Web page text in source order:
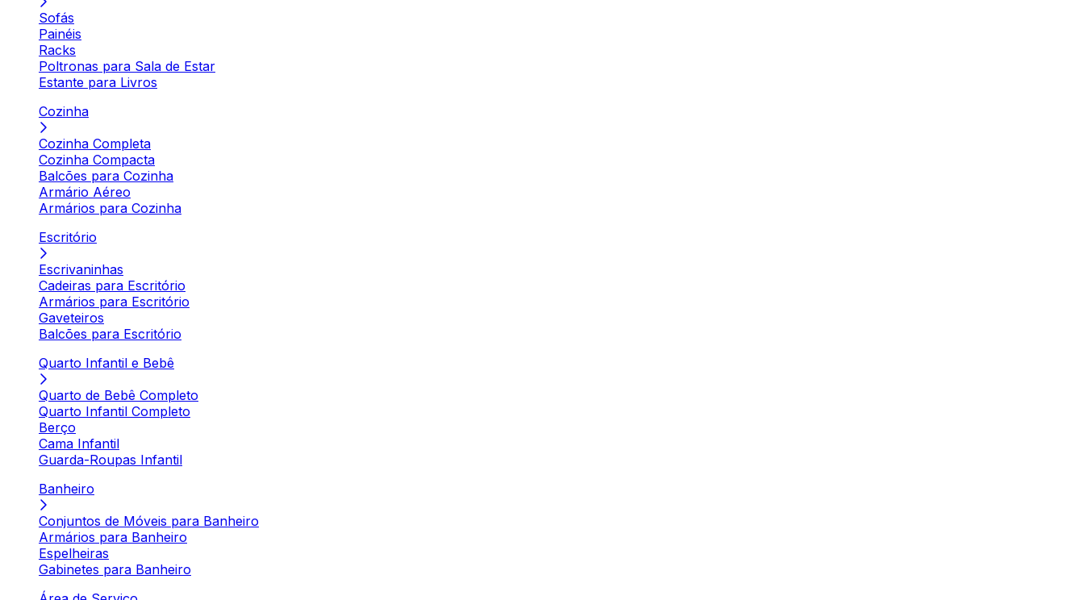
Sofás
Painéis
Racks
Poltronas para Sala de Estar
Estante para Livros
Cozinha
Cozinha Completa
Cozinha Compacta
Balcões para Cozinha
Armário Aéreo
Armários para Cozinha
Escritório
Escrivaninhas
Cadeiras para Escritório
Armários para Escritório
Gaveteiros
Balcões para Escritório
Quarto Infantil e Bebê
Quarto de Bebê Completo
Quarto Infantil Completo
Berço
Cama Infantil
Guarda-Roupas Infantil
Banheiro
Conjuntos de Móveis para Banheiro
Armários para Banheiro
Espelheiras
Gabinetes para Banheiro